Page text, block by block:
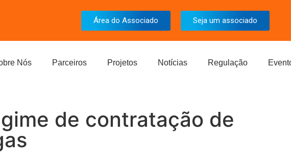
Área do Associado Seja um associado
Nós Parceiros Projetos Notícias Regulação
de contratação de